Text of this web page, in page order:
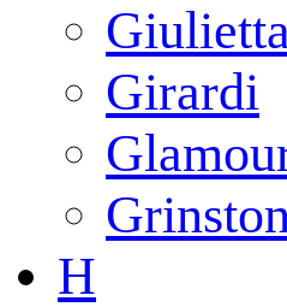
Girardi
H